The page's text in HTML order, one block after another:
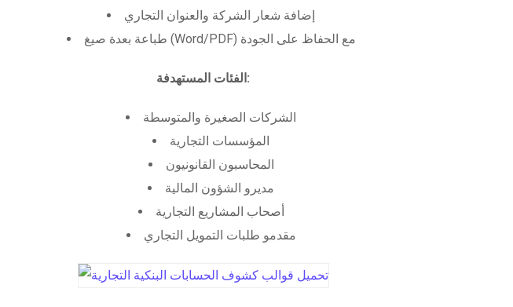
إضافة شعار الشركة والعنوان التجاري
طباعة بعدة صيغ (Word/PDF) مع الحفاظ على الجودة
الفئات المستهدفة:
الشركات الصغيرة والمتوسطة
المؤسسات التجارية
المحاسبون القانونيون
مديرو الشؤون المالية
أصحاب المشاريع التجارية
مقدمو طلبات التمويل التجاري